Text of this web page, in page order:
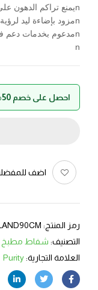
nيمنع تراكم الدهون على الأسطح والأجهزة
nمزود بإضاءة ليد لرؤية أفضل
nمدعوم بخدمات دعم فني متكاملة
n
احصل على خصم 50% عند الدفع بواسطة حالا
اضف
رمز المنتج:
التصنيف: شفاط مطبخ
العلامة التجارية:Purity